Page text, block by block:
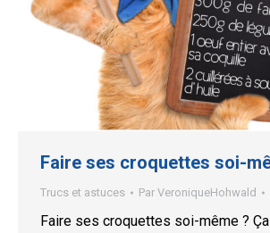
Faire ses croquettes soi-
Trucs et astuces Par VeroniqueHohwald
Faire ses croquettes soi-même ?